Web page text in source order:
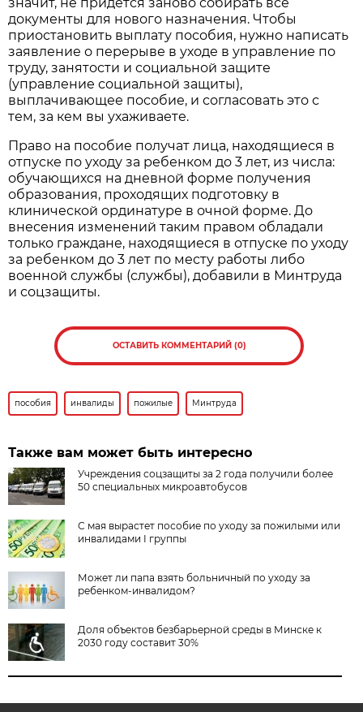
документы для нового назначения. Чтобы
приостановить выплату пособия, нужно написать
заявление о перерыве в уходе в управление по
труду, занятости и социальной защите
(управление социальной защиты),
выплачивающее пособие, и согласовать это с
тем, за кем вы ухаживаете.
Право на пособие получат лица, находящиеся в
отпуске по уходу за ребенком до 3 лет, из числа:
обучающихся на дневной форме получения
образования, проходящих подготовку в
клинической ординатуре в очной форме. До
внесения изменений таким правом обладали
только граждане, находящиеся в отпуске по уходу
за ребенком до 3 лет по месту работы либо
военной службы (службы), добавили в Минтруда
и соцзащиты.
ОСТАВИТЬ КОММЕНТАРИЙ (0)
пособия инвалиды пожилые Минтруда
Также вам может быть интересно
Учреждения соцзащиты за 2 года получили более
50 специальных микроавтобусов
С мая вырастет пособие по уходу за пожилыми или
инвалидами I группы
Может ли папа взять больничный по уходу за
ребенком-инвалидом?
Доля объектов безбарьерной среды в Минске к
2030 году составит 30%